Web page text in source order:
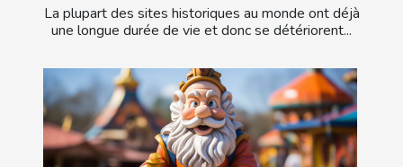
La plupart des sites historiques au monde ont déjà
une longue durée de vie et donc se détériorent...